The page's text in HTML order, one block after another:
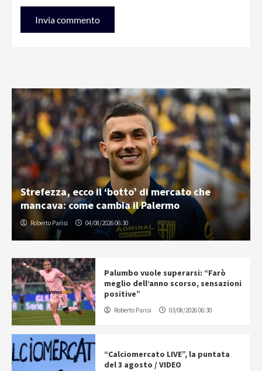
Strefezza, ecco il ‘botto’ di mercato che
mancava: come cambia il Palermo
Roberto Parisi 04/08/2026 06:30
Palumbo vuole superarsi: “Farò
meglio dell’anno scorso, sensazioni
positive”
Roberto Parisi 03/08/2026 06:30
“Calciomercato LIVE”, la puntata
del 3 agosto / VIDEO